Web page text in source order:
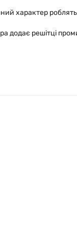
характер
додає решітці